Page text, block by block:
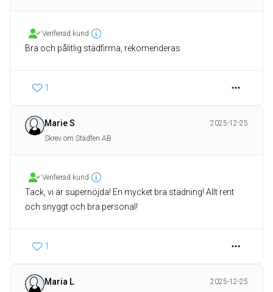
Verifierad kund
Bra och pålitlig städfirma, rekomenderas
1
Marie S
2025-12-25
Skrev om Städfen AB
Verifierad kund
Tack, vi är supernöjda! En mycket bra städning! Allt rent
och snyggt och bra personal!
1
Maria L
2025-12-25